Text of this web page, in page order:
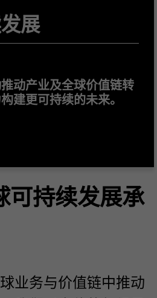
展
动产业及全球价值链转
建更可持续的未来。
可持续发展承
业务与价值链中推动